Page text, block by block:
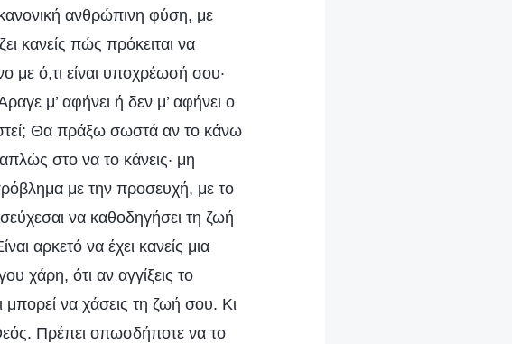
ανθρώπινη φύση, με
κανείς πώς πρόκειται να
με ό,τι είναι υποχρέωσή σου·
μ’ αφήνει ή δεν μ’ αφήνει ο
Θα πράξω σωστά αν το κάνω
στο να το κάνεις· μη
με την προσευχή, με το
να καθοδηγήσει τη ζωή
αρκετό να έχει κανείς μια
χάρη, ότι αν αγγίξεις το
μπορεί να χάσεις τη ζωή σου. Κι
Πρέπει οπωσδήποτε να το